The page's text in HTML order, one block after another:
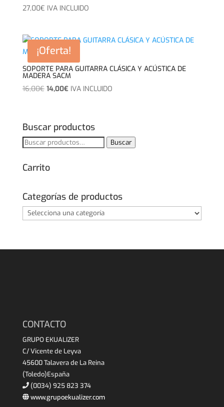
27,00€ IVA INCLUIDO
¡Oferta!
SOPORTE PARA GUITARRA CLÁSICA Y ACÚSTICA DE
MADERA SACM
16,00€ El
era:
16,00€.
14,00€El
es:
14,00€.
IVA INCLUIDO
Buscar productos
Buscar
Buscar
Carrito
Categorías de productos
CONTACTO
GRUPO EKUALIZER
C/ Vicente de Leyva
45600 Talavera de La Reina
(Toledo)España
(0034) 925 823 374
www.grupoekualizer.com